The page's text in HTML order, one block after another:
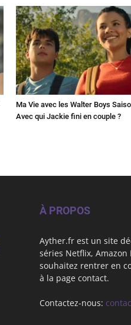
Ma Vie avec les Walter Boys
Avec qui Jackie fini en couple ?
À PROPOS
Ayther.fr est un site
séries Netflix,
souhaitez rentrer en
à la page contact.
Contactez-nous: